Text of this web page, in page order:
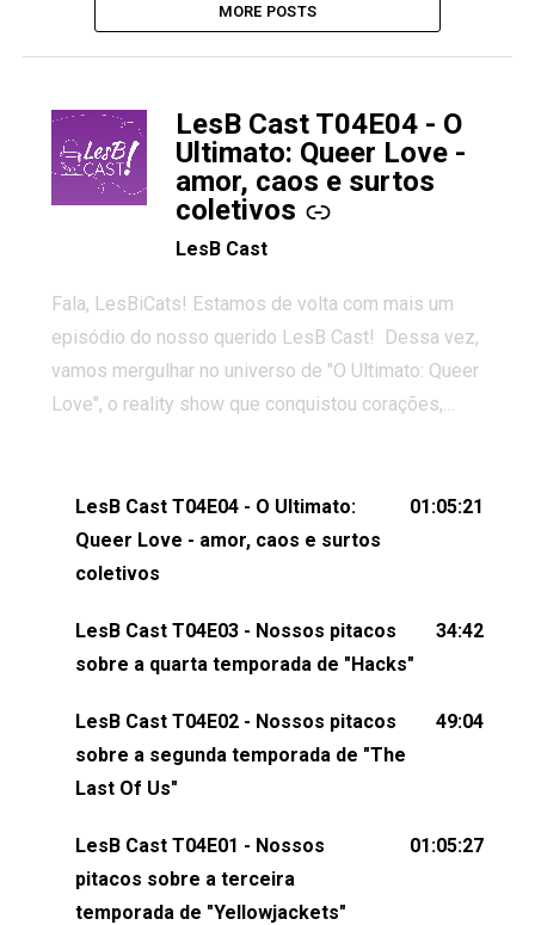
MORE POSTS
LesB Cast T04E04 - O
Ultimato: Queer Love -
amor, caos e surtos
coletivos
-
LesB Cast
Fala, LesBiCats! Estamos de volta com mais um
episódio do nosso querido LesB Cast! Dessa vez,
vamos mergulhar no universo de "O Ultimato: Queer
Love", o reality show que conquistou corações,
os melhores momentos, as maiores confusões e,
claro, tudo o que esse reality nos fez pensar (e rir)
sobre amor sáfico!Você também pode participar
comentários, perguntas ou qualquer outra coisa,
nos envie uma mensagem pelas redes sociais ou
esqueça de visitar nosso site e também redes
sociais:Twitter: ⁠⁠⁠⁠@lesbout_br⁠⁠⁠⁠ Instagram: ⁠⁠⁠⁠@lesbout_br⁠⁠⁠⁠
(⁠⁠⁠⁠⁠⁠@KarolenPassos⁠⁠⁠⁠⁠⁠)Participação de Bruna Fentanes
(⁠⁠⁠⁠@brunarfentanes⁠⁠⁠⁠) e Pollyelly FlorêncioEdição de
Naiady Machado
LesB Cast T04E04 - O Ultimato:
Queer Love - amor, caos e surtos
coletivos
01:05:21
LesB Cast T04E03 - Nossos pitacos
sobre a quarta temporada de "Hacks"
34:42
LesB Cast T04E02 - Nossos pitacos
sobre a segunda temporada de "The
Last Of Us"
49:04
LesB Cast T04E01 - Nossos
pitacos sobre a terceira
temporada de "Yellowjackets"
01:05:27